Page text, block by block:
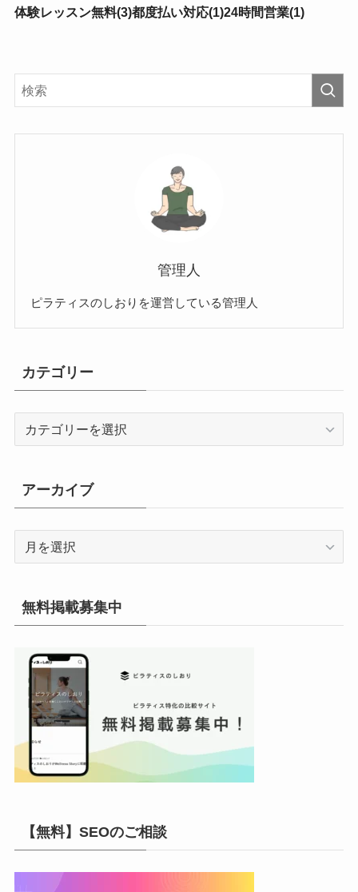
体験レッスン無料(3)都度払い対応(1)24時間営業(1)
管理人
ピラティスのしおりを運営している管理人
カテゴリー
リ
ー
アーカイブ
イ
ブ
無料掲載募集中
【無料】SEOのご相談